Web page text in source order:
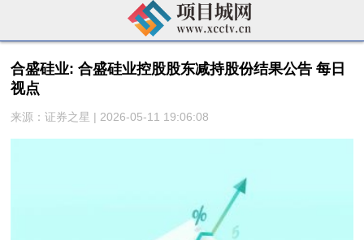
合盛硅业: 合盛硅业控股股东减持股份结果公告 每日
视点
来源：证券之星 | 2026-05-11 19:06:08